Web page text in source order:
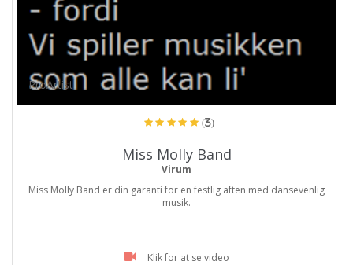
ProArtist
(3)
Miss Molly Band
Virum
Miss Molly Band er din garanti for en festlig aften med dansevenlig
musik.
Klik for at se video